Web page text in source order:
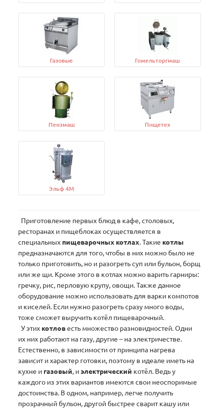
Газовые Гомельторгмаш
Пензмаш Пищетех
Эльф 4М
Приготовление первых блюд в кафе, столовых,
ресторанах и пищеблоках осуществляется в
специальных пищеварочных котлах. Такие котлы
предназначаются для того, чтобы в них можно было не
только приготовить, но и разогреть суп или бульон, борщ
или же щи. Кроме этого в котлах можно варить гарниры:
гречку, рис, перловую крупу, овощи. Также данное
оборудование можно использовать для варки компотов
и киселей. Если нужно разогреть сразу много воды,
тоже сможет выручить котёл пищеварочный.
У этих котловесть множество разновидностей. Одни
их них работают на газу, другие – на электричестве.
Естественно, в зависимости от принципа нагрева
зависит и характер готовки, поэтому в идеале иметь на
кухне и газовый, иэлектрический котёл. Ведь у
каждого из этих вариантов имеются свои неоспоримые
достоинства. В одном, например, легче получить
прозрачный бульон, другой быстрее сварит кашу или